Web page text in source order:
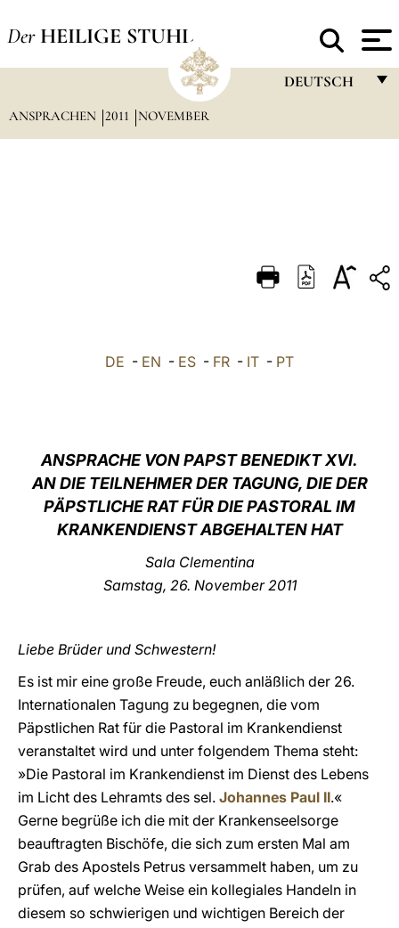
Der HEILIGE STUHL
DEUTSCH
DEUTSCH
العربيّة
ANSPRACHEN 2011 NOVEMBER
DE - EN - ES - FR - IT - PT
ANSPRACHE VON PAPST BENEDIKT XVI.
AN DIE TEILNEHMER DER TAGUNG, DIE DER
PÄPSTLICHE RAT FÜR DIE PASTORAL IM
KRANKENDIENST ABGEHALTEN HAT
Sala Clementina
Samstag, 26. November 2011
Liebe Brüder und Schwestern!
Es ist mir eine große Freude, euch anläßlich der 26.
Internationalen Tagung zu begegnen, die vom
Päpstlichen Rat für die Pastoral im Krankendienst
veranstaltet wird und unter folgendem Thema steht:
»Die Pastoral im Krankendienst im Dienst des Lebens
im Licht des Lehramts des sel. Johannes Paul II.«
Gerne begrüße ich die mit der Krankenseelsorge
beauftragten Bischöfe, die sich zum ersten Mal am
Grab des Apostels Petrus versammelt haben, um zu
prüfen, auf welche Weise ein kollegiales Handeln in
diesem so schwierigen und wichtigen Bereich der